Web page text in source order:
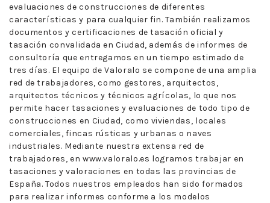
evaluaciones de construcciones de diferentes
características y para cualquier fin. También realizamos
documentos y certificaciones de tasación oficial y
tasación convalidada en Ciudad, además de informes de
consultoría que entregamos en un tiempo estimado de
tres días. El equipo de Valoralo se compone de una amplia
red de trabajadores, como gestores, arquitectos,
arquitectos técnicos y técnicos agrícolas, lo que nos
permite hacer tasaciones y evaluaciones de todo tipo de
construcciones en Ciudad, como viviendas, locales
comerciales, fincas rústicas y urbanas o naves
industriales. Mediante nuestra extensa red de
trabajadores, en www.valoralo.es logramos trabajar en
tasaciones y valoraciones en todas las provincias de
España. Todos nuestros empleados han sido formados
para realizar informes conforme a los modelos